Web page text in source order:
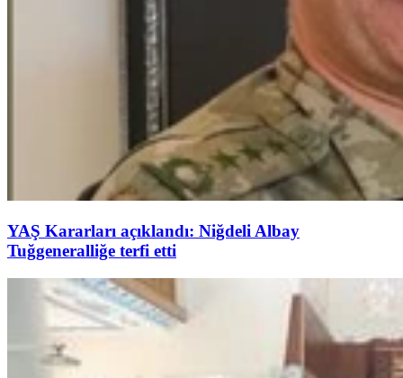
YAŞ Kararları açıklandı: Niğdeli Albay
Tuğgeneralliğe terfi etti